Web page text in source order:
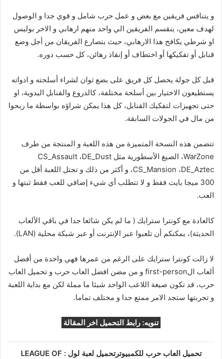
و يتنافس فريقين مع بعض و عمل حرب شامل و قوي جدا و الوصول
لهدف معين، ينقسم الفريقين الي واحد منهم ارهابي و الاخر بوليس
او شرطي يكافح هذا الارهابي، حيث يتصارع الفريقان من أجل وضع
قنابل أو تفكيكها أو اختطاف أو إنقاذ رهائن، كل حسب دوره.
قبل كل جولة يحصل كل فريق على بضع ثوان لشراء أسلحته و ادواته
يستطيعون الاختيار بين أسلحة مختلفة، كالدروع والقنابل اليدوية، او
حتى تجهيزات لتفكيك القنابل، كل هذا يمكن شراؤه بواسطة ما ربحوا
من مال في الجولات السابقة.
تتضمن هذه النسخة المتميزة من هذه اللعبة و المنتجة من طرف
WarZone، الصيغ الأسطورية مثل CS_Assault ،DE_Dust
،CS_Mansion ،DE_Aztec و أكثر من ذلك و تحتل اللعبة أقل من
300 ميجا بايت فقط و لا تتطلب أي شيء إضافي للعب فقط ثبتها و
العب.
كالعادة مع كونترا سترايك ( ما لم يكن شائعا جدا في باقي الألعاب
الحديثة)، يمكنكم أن تلعبوا عبر الإنترنت أو عبر شبكة محلية (LAN).
لا زالت كونترا سترايك على الرغم من عمرها فهي واحدة من أفضل
ألعاب الfirst-person و من مضن افضل العاب حرب و تحميل العاب
حرب، قد تكون صيغة اللاعب الواحد شيئا ما مملة لكن مع بداية اللعبة
و تجربتها ستجد الامر ممتع جدا و مختلف تماما.
تنويه: رابط التحميل اخر المقالة
تحميل العاب حرب للكمبيوترتحميل لعبة لول : LEAGUE OF